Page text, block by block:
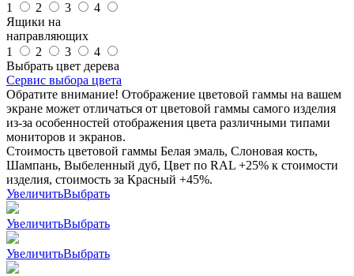
1
2 3
4
Ящики на
направляющих
1
2 3
4
Выбрать цвет дерева
Сервис выбора цвета
Обратите внимание! Отображение цветовой гаммы на вашем
экране может отличаться от цветовой гаммы самого изделия
из-за особенностей отображения цвета различными типами
мониторов и экранов.
Стоимость цветовой гаммы Белая эмаль, Слоновая кость,
Шампань, Выбеленный дуб, Цвет по RAL +25% к стоимости
изделия, стоимость за Красный +45%.
УвеличитьВыбрать
УвеличитьВыбрать
УвеличитьВыбрать